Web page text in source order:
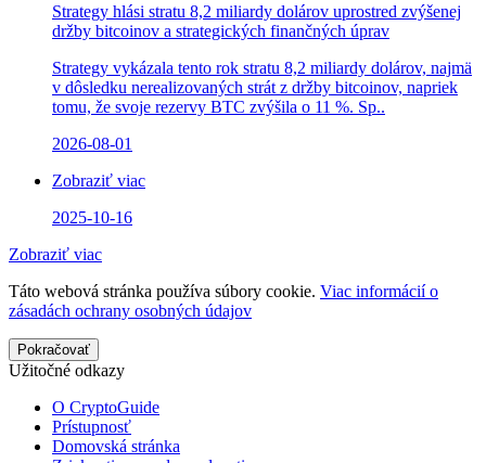
Strategy hlási stratu 8,2 miliardy dolárov uprostred zvýšenej
držby bitcoinov a strategických finančných úprav
Strategy vykázala tento rok stratu 8,2 miliardy dolárov, najmä
v dôsledku nerealizovaných strát z držby bitcoinov, napriek
tomu, že svoje rezervy BTC zvýšila o 11 %. Sp..
2026-08-01
Zobraziť viac
2025-10-16
Zobraziť viac
Táto webová stránka používa súbory cookie. Viac informácií o
zásadách ochrany osobných údajov
Pokračovať
Užitočné odkazy
O CryptoGuide
Prístupnosť
Domovská stránka